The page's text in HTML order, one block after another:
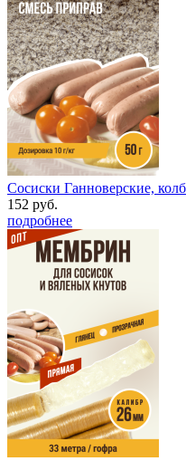
Сосиски Ганноверские,
152 руб.
подробнее